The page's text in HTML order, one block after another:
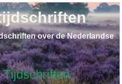
Tijdschriften
over de Nederlandse